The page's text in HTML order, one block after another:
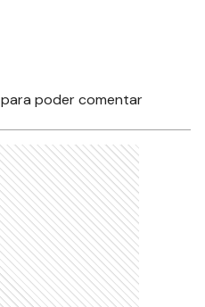
para poder comentar